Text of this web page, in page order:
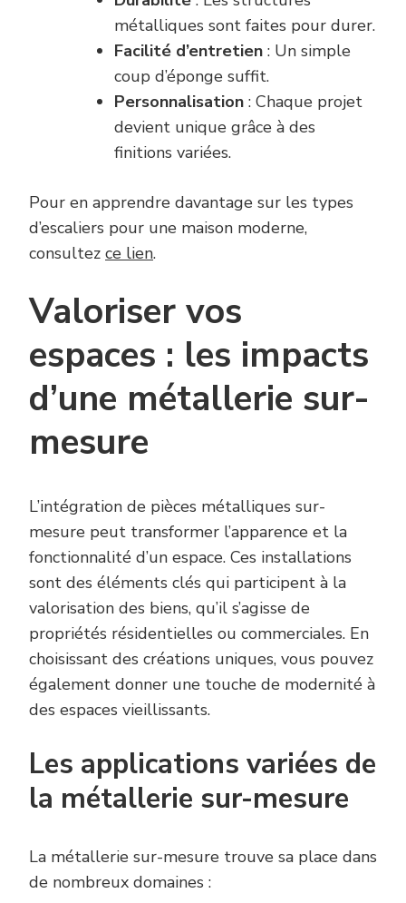
métalliques sont faites pour durer.
Facilité d’entretien : Un simple
coup d’éponge suffit.
Personnalisation : Chaque projet
devient unique grâce à des
finitions variées.
Pour en apprendre davantage sur les types
d’escaliers pour une maison moderne,
consultez ce lien.
Valoriser vos
espaces : les impacts
d’une métallerie sur-
mesure
L’intégration de pièces métalliques sur-
mesure peut transformer l’apparence et la
fonctionnalité d’un espace. Ces installations
sont des éléments clés qui participent à la
valorisation des biens, qu’il s’agisse de
propriétés résidentielles ou commerciales. En
choisissant des créations uniques, vous pouvez
également donner une touche de modernité à
des espaces vieillissants.
Les applications variées de
la métallerie sur-mesure
La métallerie sur-mesure trouve sa place dans
de nombreux domaines :